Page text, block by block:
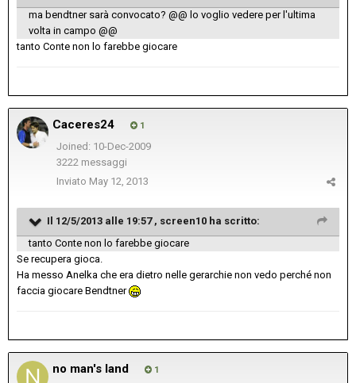
ma bendtner sarà convocato? @@ lo voglio vedere per l'ultima
volta in campo @@
tanto Conte non lo farebbe giocare
Caceres24 1
Joined: 10-Dec-2009
3222 messaggi
Inviato May 12, 2013
Il 12/5/2013 alle 19:57 , screen10 ha scritto:
tanto Conte non lo farebbe giocare
Se recupera gioca.
Ha messo Anelka che era dietro nelle gerarchie non vedo perché non
faccia giocare Bendtner
no man's land 1